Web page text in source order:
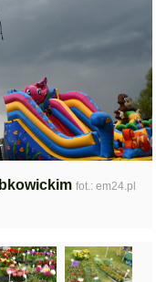
fot.: em24.pl